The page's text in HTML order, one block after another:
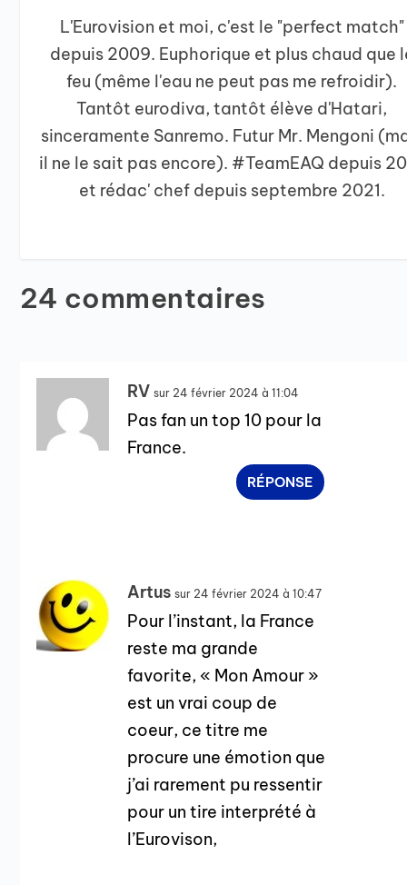
L'Eurovision et moi, c'est le "perfect match"
depuis 2009. Euphorique et plus chaud que
feu (même l'eau ne peut pas me refroidir).
Tantôt eurodiva, tantôt élève d'Hatari,
sinceramente Sanremo. Futur Mr. Mengoni
il ne le sait pas encore). #TeamEAQ depuis
et rédac' chef depuis septembre 2021.
24 commentaires
RV sur 24 février 2024 à 11:04
Pas fan un top 10 pour la
France.
RÉPONSE
Artus sur 24 février 2024 à 10:47
Pour l’instant, la France
reste ma grande
favorite, « Mon Amour »
est un vrai coup de
coeur, ce titre me
procure une émotion que
j’ai rarement pu ressentir
pour un tire interprété à
l’Eurovison,